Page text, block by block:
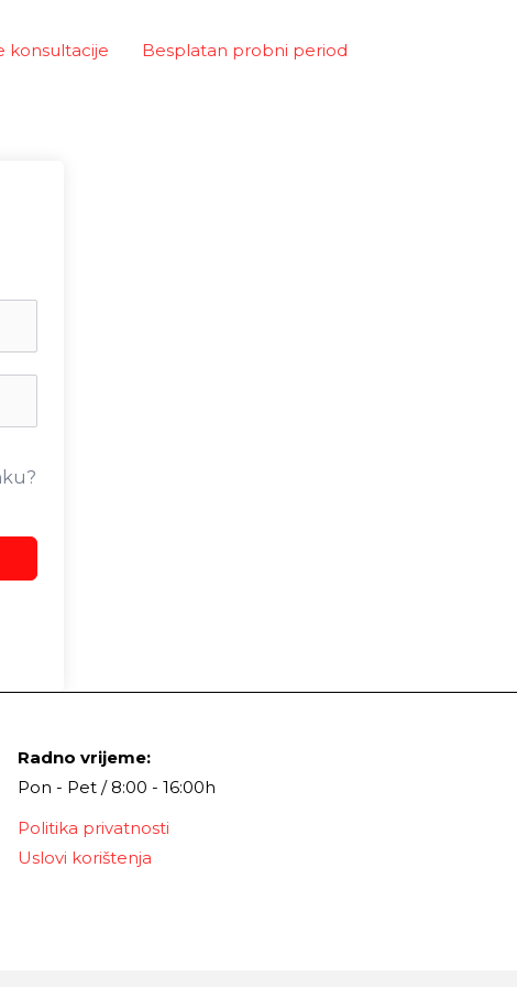
konsultacije Besplatan probni period
Radno vrijeme:
Pon - Pet / 8:00 - 16:00h
Politika privatnosti
Uslovi korištenja